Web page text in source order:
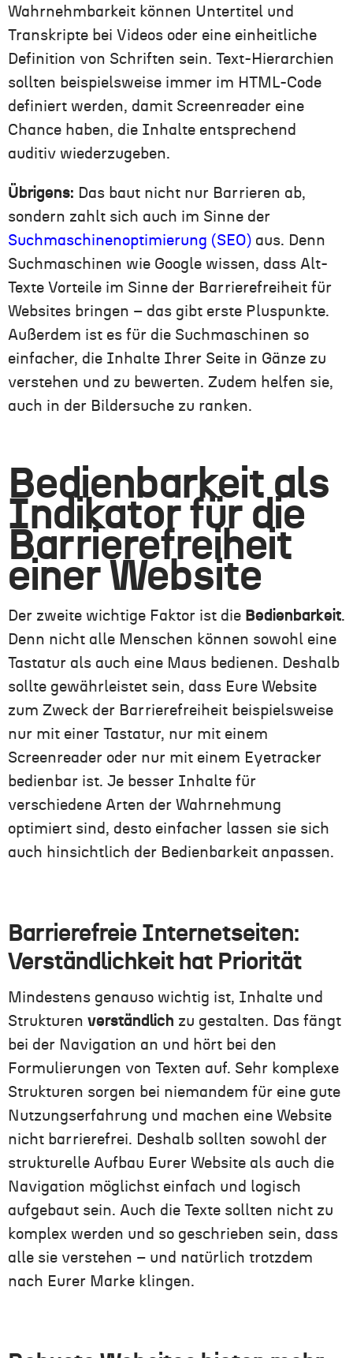
Wahrnehmbarkeit können Untertitel und
Transkripte bei Videos oder eine einheitliche
Definition von Schriften sein. Text-Hierarchien
sollten beispielsweise immer im HTML-Code
definiert werden, damit Screenreader eine
Chance haben, die Inhalte entsprechend
auditiv wiederzugeben.
Übrigens: Das baut nicht nur Barrieren ab,
sondern zahlt sich auch im Sinne der
Suchmaschinenoptimierung (SEO) aus. Denn
Suchmaschinen wie Google wissen, dass Alt-
Texte Vorteile im Sinne der Barrierefreiheit für
Websites bringen – das gibt erste Pluspunkte.
Außerdem ist es für die Suchmaschinen so
einfacher, die Inhalte Ihrer Seite in Gänze zu
verstehen und zu bewerten. Zudem helfen sie,
auch in der Bildersuche zu ranken.
Bedienbarkeit als
Indikator für die
Barrierefreiheit
einer Website
Der zweite wichtige Faktor ist die Bedienbarkeit.
Denn nicht alle Menschen können sowohl eine
Tastatur als auch eine Maus bedienen. Deshalb
sollte gewährleistet sein, dass Eure Website
zum Zweck der Barrierefreiheit beispielsweise
nur mit einer Tastatur, nur mit einem
Screenreader oder nur mit einem Eyetracker
bedienbar ist. Je besser Inhalte für
verschiedene Arten der Wahrnehmung
optimiert sind, desto einfacher lassen sie sich
auch hinsichtlich der Bedienbarkeit anpassen.
Barrierefreie Internetseiten:
Verständlichkeit hat Priorität
Mindestens genauso wichtig ist, Inhalte und
Strukturen verständlich zu gestalten. Das fängt
bei der Navigation an und hört bei den
Formulierungen von Texten auf. Sehr komplexe
Strukturen sorgen bei niemandem für eine gute
Nutzungserfahrung und machen eine Website
nicht barrierefrei. Deshalb sollten sowohl der
strukturelle Aufbau Eurer Website als auch die
Navigation möglichst einfach und logisch
aufgebaut sein. Auch die Texte sollten nicht zu
komplex werden und so geschrieben sein, dass
alle sie verstehen – und natürlich trotzdem
nach Eurer Marke klingen.